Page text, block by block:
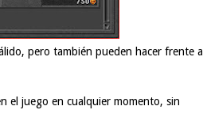
pero también pueden hacer frente a
el juego en cualquier momento, sin